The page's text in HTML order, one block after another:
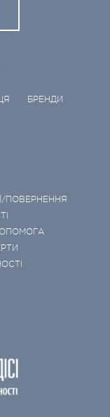
БРЕНДИ
ПОВЕРНЕННЯ